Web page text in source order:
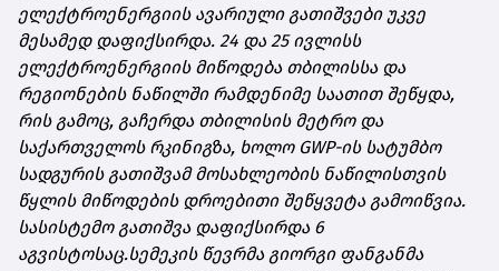
ელექტროენერგიის ავარიული გათიშვები უკვე
მესამედ დაფიქსირდა. 24 და 25 ივლისს
ელექტროენერგიის მიწოდება თბილისსა და
რეგიონების ნაწილში რამდენიმე საათით შეწყდა,
რის გამოც, გაჩერდა თბილისის მეტრო და
საქართველოს რკინიგზა, ხოლო GWP-ის სატუმბო
სადგურის გათიშვამ მოსახლეობის ნაწილისთვის
წყლის მიწოდების დროებითი შეწყვეტა გამოიწვია.
სასისტემო გათიშვა დაფიქსირდა 6
აგვისტოსაც.სემეკის წევრმა გიორგი ფანგანმა